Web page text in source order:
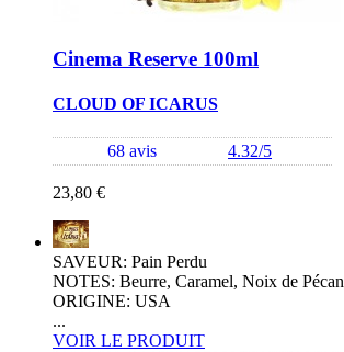
Cinema Reserve 100ml
CLOUD OF ICARUS
68 avis 4.32/5
23,80 €
SAVEUR: Pain Perdu
NOTES: Beurre, Caramel, Noix de Pécan
ORIGINE: USA
...
VOIR LE PRODUIT